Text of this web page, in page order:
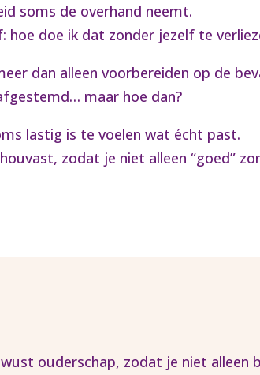
soms de overhand neemt.
hoe doe ik dat zonder jezelf te
dan alleen voorbereiden op de
maar hoe dan?
lastig is te voelen wat écht past.
zodat je niet alleen “goed”
ouderschap, zodat je niet